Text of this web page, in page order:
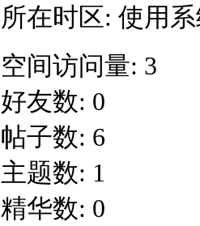
所在时区: 使用
空间访问量: 3
好友数: 0
帖子数: 6
主题数: 1
精华数: 0